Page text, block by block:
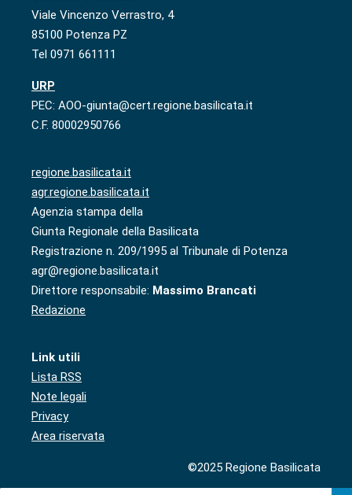
Viale Vincenzo Verrastro, 4
85100 Potenza PZ
Tel 0971 661111
URP
PEC: AOO-giunta@cert.regione.basilicata.it
C.F. 80002950766
regione.basilicata.it
agr.regione.basilicata.it
Agenzia stampa della
Giunta Regionale della Basilicata
Registrazione n. 209/1995 al Tribunale di Potenza
agr@regione.basilicata.it
Direttore responsabile: Massimo Brancati
Redazione
Link utili
Lista RSS
Note legali
Privacy
Area riservata
©2025 Regione Basilicata